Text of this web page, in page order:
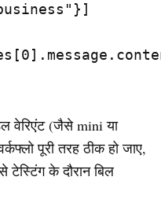
वेरिएंट (जैसे mini या
पूरी तरह ठीक हो जाए,
के दौरान बिल